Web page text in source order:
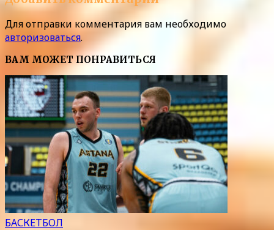
Для отправки комментария вам необходимо
авторизоваться.
ВАМ МОЖЕТ ПОНРАВИТЬСЯ
БАСКЕТБОЛ